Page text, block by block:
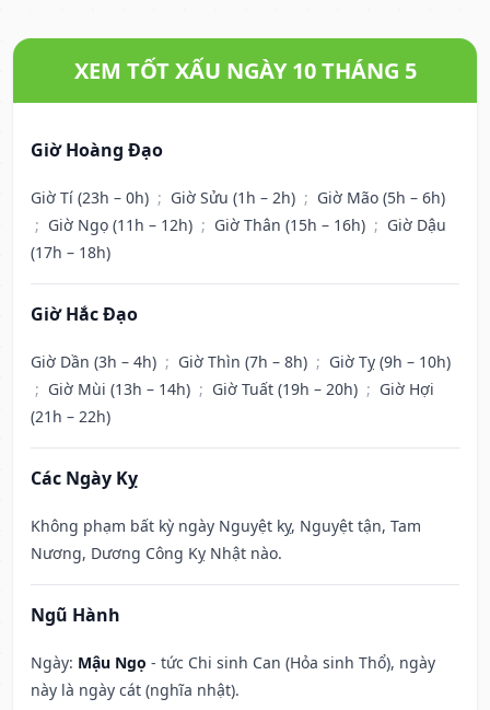
XEM TỐT XẤU NGÀY 10 THÁNG 5
Giờ Hoàng Đạo
Giờ Tí (23h – 0h) ; Giờ Sửu (1h – 2h) ; Giờ Mão (5h – 6h)
; Giờ Ngọ (11h – 12h) ; Giờ Thân (15h – 16h) ; Giờ Dậu
(17h – 18h)
Giờ Hắc Đạo
Giờ Dần (3h – 4h) ; Giờ Thìn (7h – 8h) ; Giờ Tỵ (9h – 10h)
; Giờ Mùi (13h – 14h) ; Giờ Tuất (19h – 20h) ; Giờ Hợi
(21h – 22h)
Các Ngày Kỵ
Không phạm bất kỳ ngày Nguyệt kỵ, Nguyệt tận, Tam
Nương, Dương Công Kỵ Nhật nào.
Ngũ Hành
Ngày: Mậu Ngọ - tức Chi sinh Can (Hỏa sinh Thổ), ngày
này là ngày cát (nghĩa nhật).